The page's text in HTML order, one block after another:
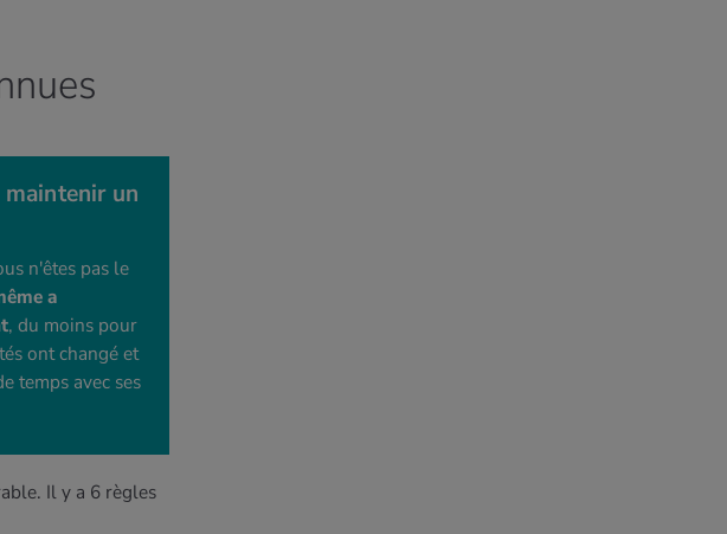
maintenir un
n'êtes pas le
a
, du moins pour
ont changé et
temps avec ses
Il y a 6 règles